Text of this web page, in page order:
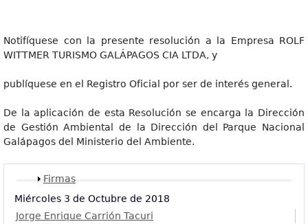
Notifíquese con la presente resolución a la Empresa ROLF
WITTMER TURISMO GALÁPAGOS CIA LTDA, y
publíquese en el Registro Oficial por ser de interés general.
De la aplicación de esta Resolución se encarga la Dirección
de Gestión Ambiental de la Dirección del Parque Nacional
Galápagos del Ministerio del Ambiente.
Mostrar
Firmas
Miércoles 3 de Octubre de 2018
Jorge Enrique Carrión Tacuri